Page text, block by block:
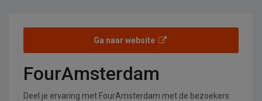
Ga naar website
FourAmsterdam
Deel je ervaring met FourAmsterdam met de bezoekers